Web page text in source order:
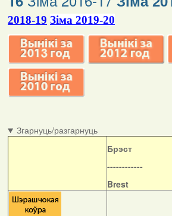
2018-19 Зіма 2019-20
Згарнуць/разгарнуць
Брэст
------------
Brest